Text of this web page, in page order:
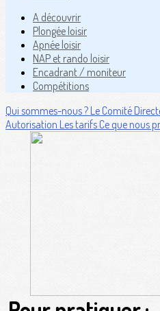
A découvrir
Plongée loisir
Apnée loisir
NAP et rando loisir
Encadrant / moniteur
Compétitions
Qui sommes-nous ?Le Comité
Autorisation Les tarifsCe que nous